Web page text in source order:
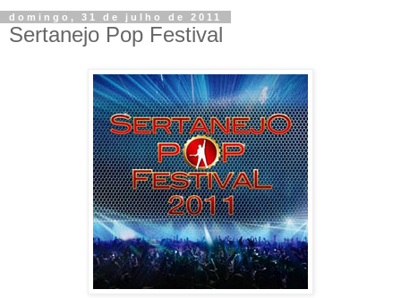
domingo, 31 de julho de 2011
Sertanejo Pop Festival